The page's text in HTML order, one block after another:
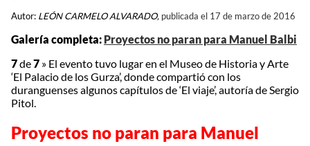
Autor: LEÓN CARMELO ALVARADO, publicada el 17 de marzo de 2016
Galería completa: Proyectos no paran para Manuel Balbi
7de7 » El evento tuvo lugar en el Museo de Historia y Arte
‘El Palacio de los Gurza’, donde compartió con los
duranguenses algunos capítulos de ‘El viaje’, autoría de Sergio
Pitol.
Proyectos no paran para Manuel